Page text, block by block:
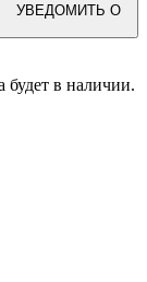
УВЕДОМИТЬ О
будет в наличии.